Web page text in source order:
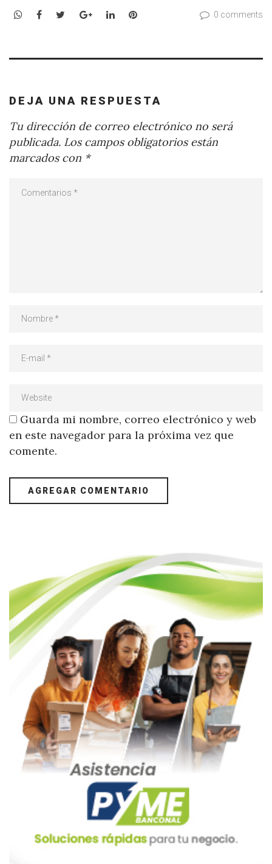
WhatsApp
Facebook
TwitterGoogle+LinkedInPinterest 0 comments
DEJA UNA RESPUESTA
Tu dirección de correo electrónico no será
publicada. Los campos obligatorios están
marcados con *
Guarda mi nombre, correo electrónico y web
en este navegador para la próxima vez que
comente.